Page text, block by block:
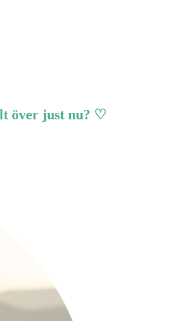
över just nu? ♡